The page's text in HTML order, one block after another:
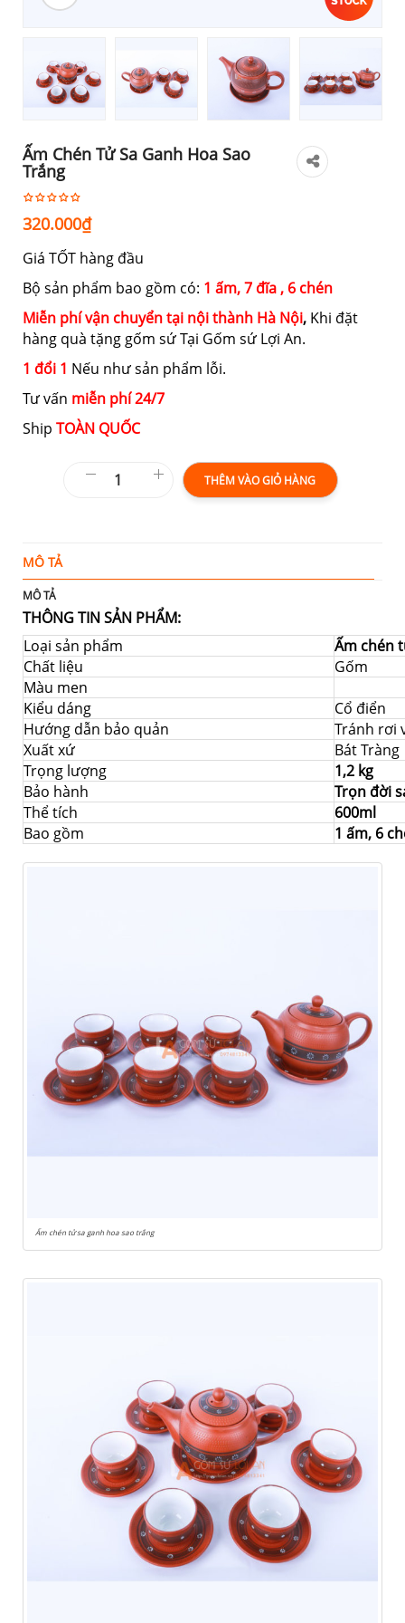
Ấm Chén Tử Sa Ganh Hoa Sao
Trắng
320.000₫
Giá TỐT hàng đầu
Bộ sản phẩm bao gồm có: 1 ấm, 7 đĩa , 6 chén
Miễn phí vận chuyển tại nội thành Hà Nội, Khi đặt
hàng quà tặng gốm sứ Tại Gốm sứ Lợi An.
1 đổi 1 Nếu như sản phẩm lỗi.
Tư vấn miễn phí 24/7
Ship TOÀN QUỐC
THÊM VÀO GIỎ HÀNG
MÔ TẢ
MÔ TẢ
THÔNG TIN SẢN PHẨM:
Loại sản phẩm
Ấm chén
Chất liệu
Gốm
Màu men
Kiểu dáng
Cổ điển
Hướng dẫn bảo quản
Tránh rơi
Xuất xứ
Bát Tràng
Trọng lượng
1,2 kg
Bảo hành
Trọn đời
Thể tích
600ml
Bao gồm
1 ấm, 6
Ấm chén tử sa ganh hoa sao trắng